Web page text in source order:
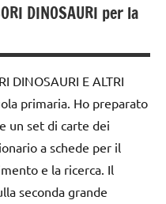
DINOSAURI per la
DINOSAURI E ALTRI
primaria. Ho preparato
un set di carte dei
a schede per il
e la ricerca. Il
seconda grande